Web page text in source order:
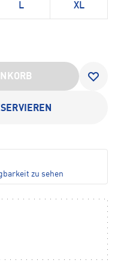
L XL
zu sehen